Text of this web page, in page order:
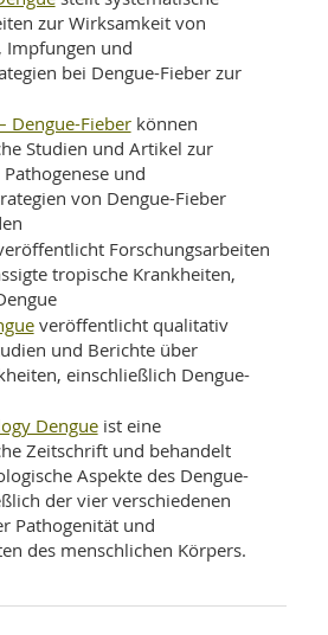
zur Wirksamkeit von
Impfungen und
bei Dengue-Fieber zur
Dengue-Fieberkönnen
Studien und Artikel zur
und
von Dengue-Fieber
Forschungsarbeiten
tropische Krankheiten,
veröffentlicht qualitativ
und Berichte über
einschließlich Dengue-
Dengueist eine
Zeitschrift und behandelt
Aspekte des Dengue-
der vier verschiedenen
Pathogenität und
des menschlichen Körpers.